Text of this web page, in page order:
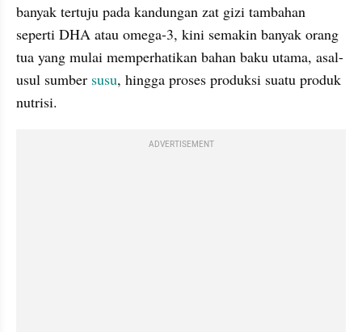
banyak tertuju pada kandungan zat gizi tambahan
seperti DHA atau omega-3, kini semakin banyak orang
tua yang mulai memperhatikan bahan baku utama, asal-
usul sumber susu, hingga proses produksi suatu produk
nutrisi.
ADVERTISEMENT